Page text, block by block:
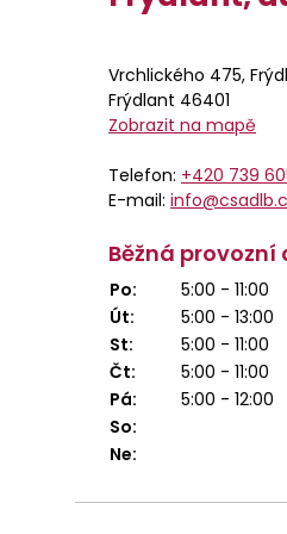
Vrchlického 475,
Frýdlant 46401
Zobrazit na mapě
Telefon: +420 739
E-mail:
Běžná provozní
Po: 5:00 - 11:00
Út:
5:00 - 13:00
St:
5:00 - 11:00
Čt:
5:00 - 11:00
Pá:
5:00 - 12:00
So:
Ne: